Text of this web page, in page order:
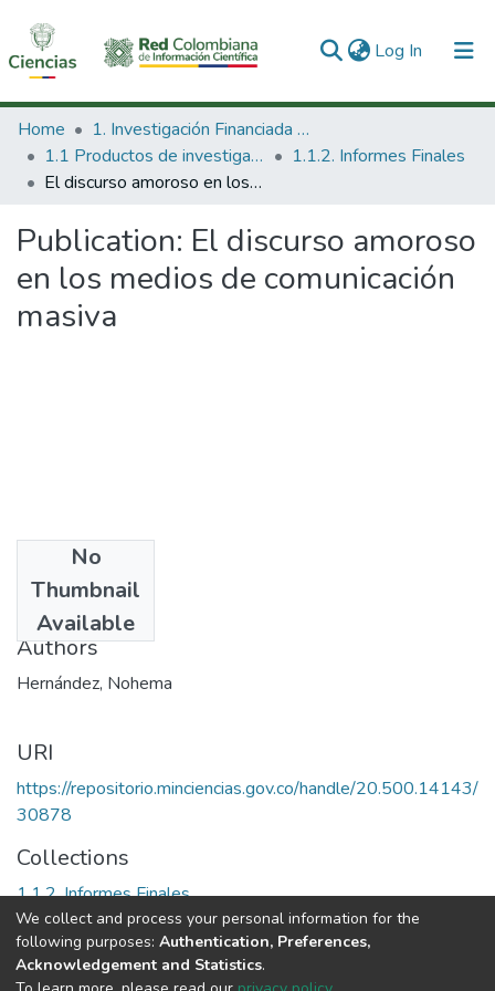
Log In (current)
Communities & Collections
All of DSpace
Home
1. Investigación Financiada con Recursos Públicos
1.1 Productos de investigación
1.1.2. Informes Finales
El discurso amoroso en los medios de comunicación masiva
Publication: El discurso amoroso
en los medios de comunicación
masiva
No
Thumbnail
Available
1992
Authors
Hernández, Nohema
URI
https://repositorio.minciencias.gov.co/handle/20.500.14143/
30878
Collections
1.1.2. Informes Finales
Full item page
We collect and process your personal information for the
following purposes: Authentication, Preferences,
Acknowledgement and Statistics.